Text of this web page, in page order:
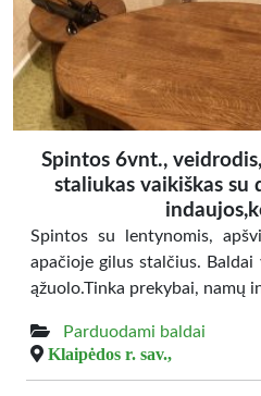
Spintos 6vnt.,
staliukas vaikiškas su
Spintos su lentynomis,
apačioje gilus stalčius.
ąžuolo.Tinka prekybai, namų
Parduodami baldai
Klaipėdos r. sav.,